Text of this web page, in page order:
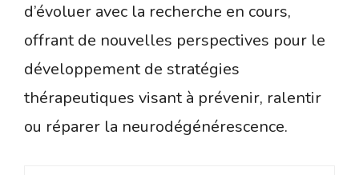
d’évoluer avec la recherche en cours,
offrant de nouvelles perspectives pour le
développement de stratégies
thérapeutiques visant à prévenir, ralentir
ou réparer la neurodégénérescence.